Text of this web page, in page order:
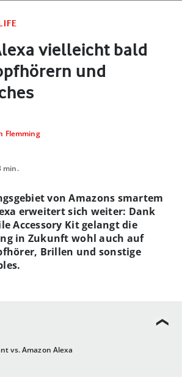
vielleicht bald
und
Flemming
min.
vs. Amazon Alexa
von Amazons smartem
erweitert sich weiter: Dank
Accessory Kit gelangt die
in Zukunft wohl auch auf
Brillen und sonstige